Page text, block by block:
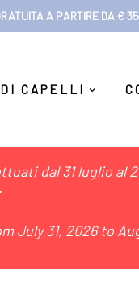
A PARTIRE DA €
CAPELLI
dal 31 luglio al
July 31, 2026 to